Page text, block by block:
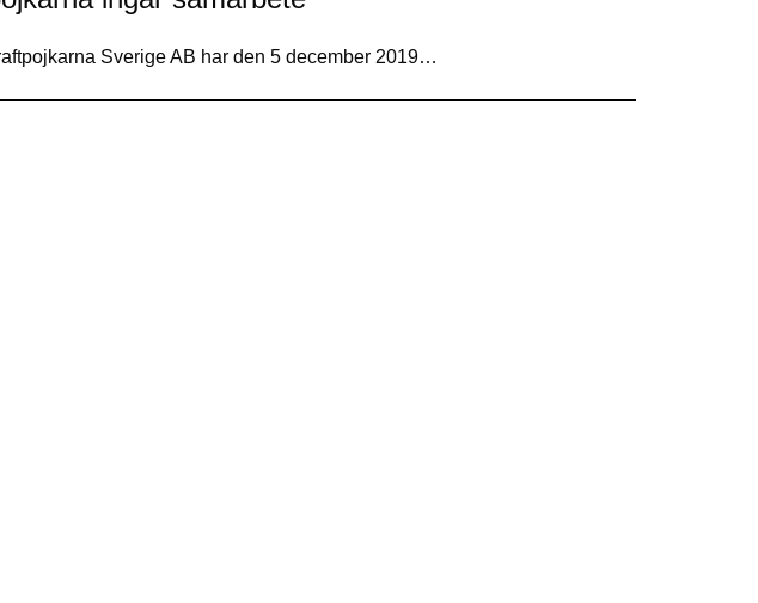
Sverige AB har den 5 december 2019…